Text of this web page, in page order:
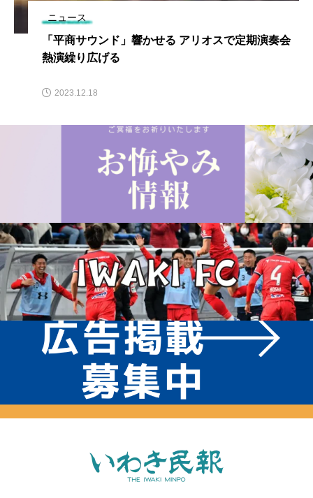
ニュース
「平商サウンド」響かせる アリオスで定期演奏会
熱演繰り広げる
2023.12.18